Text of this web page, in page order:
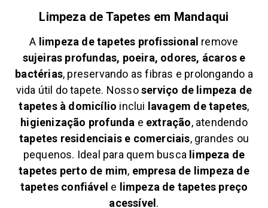
Limpeza de Tapetes em Mandaqui
A limpeza de tapetes profissional remove
sujeiras profundas, poeira, odores, ácaros e
bactérias, preservando as fibras e prolongando a
vida útil do tapete. Nossoserviço de limpeza de
tapetes à domicílio inclui lavagem de tapetes,
higienização profunda e extração, atendendo
tapetes residenciais e comerciais, grandes ou
pequenos. Ideal para quem busca limpeza de
tapetes perto de mim, empresa de limpeza de
tapetes confiável e limpeza de tapetes preço
acessível .